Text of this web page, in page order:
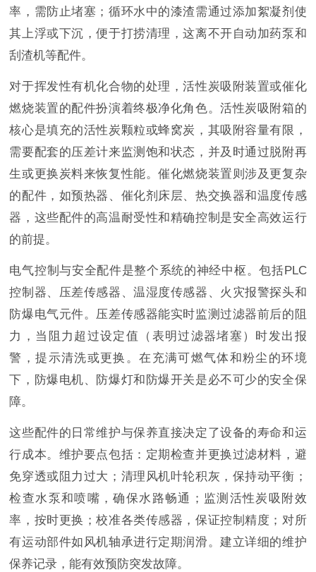
率，需防止堵塞；循环水中的漆渣需通过添加絮凝剂使
其上浮或下沉，便于打捞清理，这离不开自动加药泵和
刮渣机等配件。
对于挥发性有机化合物的处理，活性炭吸附装置或催化
燃烧装置的配件扮演着终极净化角色。活性炭吸附箱的
核心是填充的活性炭颗粒或蜂窝炭，其吸附容量有限，
需要配套的压差计来监测饱和状态，并及时通过脱附再
生或更换炭料来恢复性能。催化燃烧装置则涉及更复杂
的配件，如预热器、催化剂床层、热交换器和温度传感
器，这些配件的高温耐受性和精确控制是安全高效运行
的前提。
电气控制与安全配件是整个系统的神经中枢。包括PLC
控制器、压差传感器、温湿度传感器、火灾报警探头和
防爆电气元件。压差传感器能实时监测过滤器前后的阻
力，当阻力超过设定值（表明过滤器堵塞）时发出报
警，提示清洗或更换。在充满可燃气体和粉尘的环境
下，防爆电机、防爆灯和防爆开关是必不可少的安全保
障。
这些配件的日常维护与保养直接决定了设备的寿命和运
行成本。维护要点包括：定期检查并更换过滤材料，避
免穿透或阻力过大；清理风机叶轮积灰，保持动平衡；
检查水泵和喷嘴，确保水路畅通；监测活性炭吸附效
率，按时更换；校准各类传感器，保证控制精度；对所
有运动部件如风机轴承进行定期润滑。建立详细的维护
保养记录，能有效预防突发故障。